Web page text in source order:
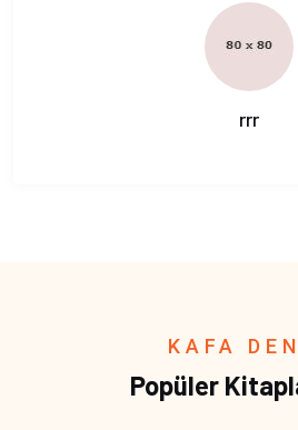
rrr
KAFA
Popüler